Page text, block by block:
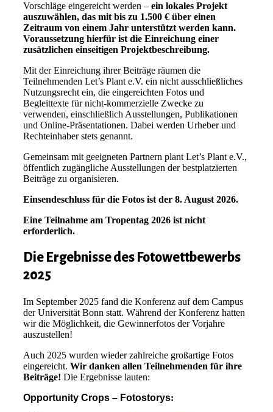
Vorschläge eingereicht werden – ein lokales Projekt
auszuwählen, das mit bis zu 1.500 € über einen
Zeitraum von einem Jahr unterstützt werden kann.
Voraussetzung hierfür ist die Einreichung einer
zusätzlichen einseitigen Projektbeschreibung.
Mit der Einreichung ihrer Beiträge räumen die
Teilnehmenden Let’s Plant e.V. ein nicht ausschließliches
Nutzungsrecht ein, die eingereichten Fotos und
Begleittexte für nicht-kommerzielle Zwecke zu
verwenden, einschließlich Ausstellungen, Publikationen
und Online-Präsentationen. Dabei werden Urheber und
Rechteinhaber stets genannt.
Gemeinsam mit geeigneten Partnern plant Let’s Plant e.V.,
öffentlich zugängliche Ausstellungen der bestplatzierten
Beiträge zu organisieren.
Einsendeschluss für die Fotos ist der 8. August 2026.
Eine Teilnahme am Tropentag 2026 ist nicht
erforderlich.
Die Ergebnisse des Fotowettbewerbs
2025
Im September 2025 fand die Konferenz auf dem Campus
der Universität Bonn statt. Während der Konferenz hatten
wir die Möglichkeit, die Gewinnerfotos der Vorjahre
auszustellen!
Auch 2025 wurden wieder zahlreiche großartige Fotos
eingereicht. Wir danken allen Teilnehmenden für ihre
Beiträge! Die Ergebnisse lauten:
Opportunity Crops – Fotostorys: